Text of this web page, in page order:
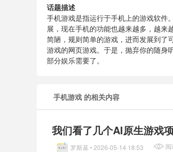
话题描述
手机游戏是指运行于手机上的游戏软件
展，现在手机的功能也越来越多，越来
简陋，规则简单的游戏，进而发展到了
游戏的网页游戏。于是，抛弃你的随身
部分娱乐需要了。
手机游戏 的相关内容
我们看了几个AI原生游戏
罗斯基 • 2026-05-14 18:53 阅